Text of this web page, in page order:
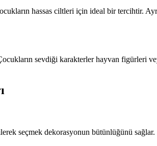
hassas ciltleri için ideal bir tercihtir.
sevdiği karakterler hayvan figürleri
seçmek dekorasyonun bütünlüğünü